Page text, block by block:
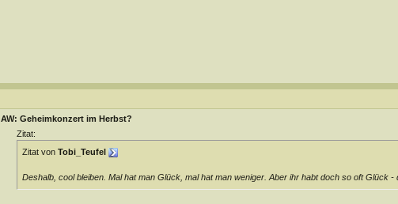
AW: Geheimkonzert im Herbst?
Zitat:
Zitat von Tobi_Teufel
Deshalb, cool bleiben. Mal hat man Glück, mal hat man weniger. Aber ihr habt doch so oft Glück